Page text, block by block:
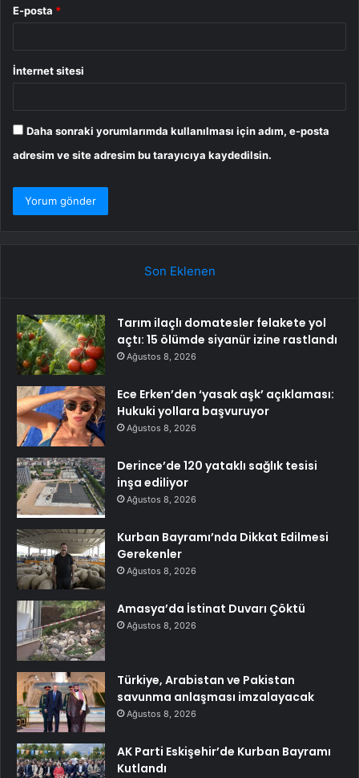
E-posta *
İnternet sitesi
Daha sonraki yorumlarımda kullanılması için adım, e-posta
adresim ve site adresim bu tarayıcıya kaydedilsin.
Son Eklenen
Tarım ilaçlı domatesler felakete yol
açtı: 15 ölümde siyanür izine rastlandı
Ağustos 8, 2026
Ece Erken’den ‘yasak aşk’ açıklaması:
Hukuki yollara başvuruyor
Ağustos 8, 2026
Derince’de 120 yataklı sağlık tesisi
inşa ediliyor
Ağustos 8, 2026
Kurban Bayramı’nda Dikkat Edilmesi
Gerekenler
Ağustos 8, 2026
Amasya’da İstinat Duvarı Çöktü
Ağustos 8, 2026
Türkiye, Arabistan ve Pakistan
savunma anlaşması imzalayacak
Ağustos 8, 2026
AK Parti Eskişehir’de Kurban Bayramı
Kutlandı